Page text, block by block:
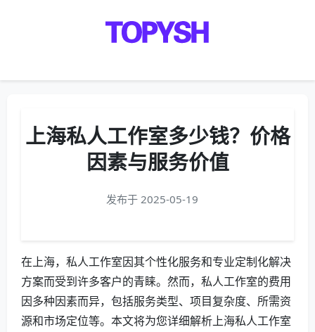
上海私人工作室多少钱？价格
因素与服务价值
发布于 2025-05-19
在上海，私人工作室因其个性化服务和专业定制化解决
方案而受到许多客户的青睐。然而，私人工作室的费用
因多种因素而异，包括服务类型、项目复杂度、所需资
源和市场定位等。本文将为您详细解析上海私人工作室